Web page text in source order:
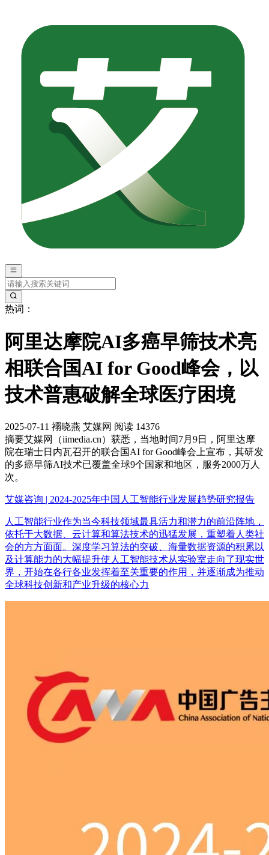
热词：
阿里达摩院AI多癌早筛技术亮
相联合国AI for Good峰会，以
技术普惠破解全球医疗困境
2025-07-11 禤晓燕 艾媒网 阅读 14376
摘要艾媒网（iimedia.cn）获悉，当地时间7月9日，阿里达摩
院在瑞士日内瓦召开的联合国AI for Good峰会上宣布，其研发
的多癌早筛AI技术已覆盖全球9个国家和地区，服务2000万人
次。
艾媒咨询 | 2024-2025年中国人工智能行业发展趋势研究报告
人工智能行业作为当今科技领域最具活力和潜力的前沿阵地，
依托于大数据、云计算和算法技术的迅猛发展，重塑着人类社
会的方方面面。深度学习算法的突破、海量数据资源的积累以
及计算能力的大幅提升使人工智能技术从实验室走向了现实世
界，开始在各行各业发挥着至关重要的作用，并逐渐成为推动
全球科技创新和产业升级的核心力